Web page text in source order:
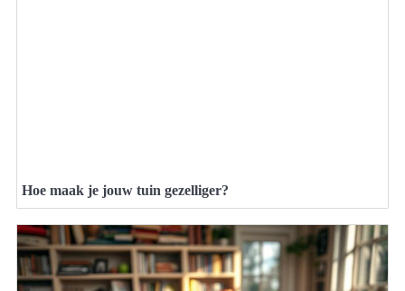
Hoe maak je jouw tuin gezelliger?